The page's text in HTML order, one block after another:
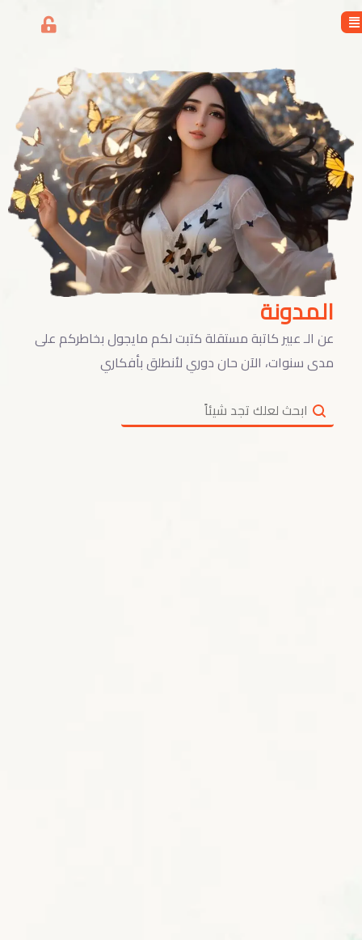
المدونة
عن الـ عبير كاتبة مستقلة كتبت لكم مايجول بخاطركم على
مدى سنوات، الآن حان دوري لأنطلق بأفكاري
Search
Search content